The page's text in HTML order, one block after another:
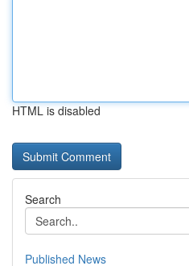
HTML is disabled
Search
Published News